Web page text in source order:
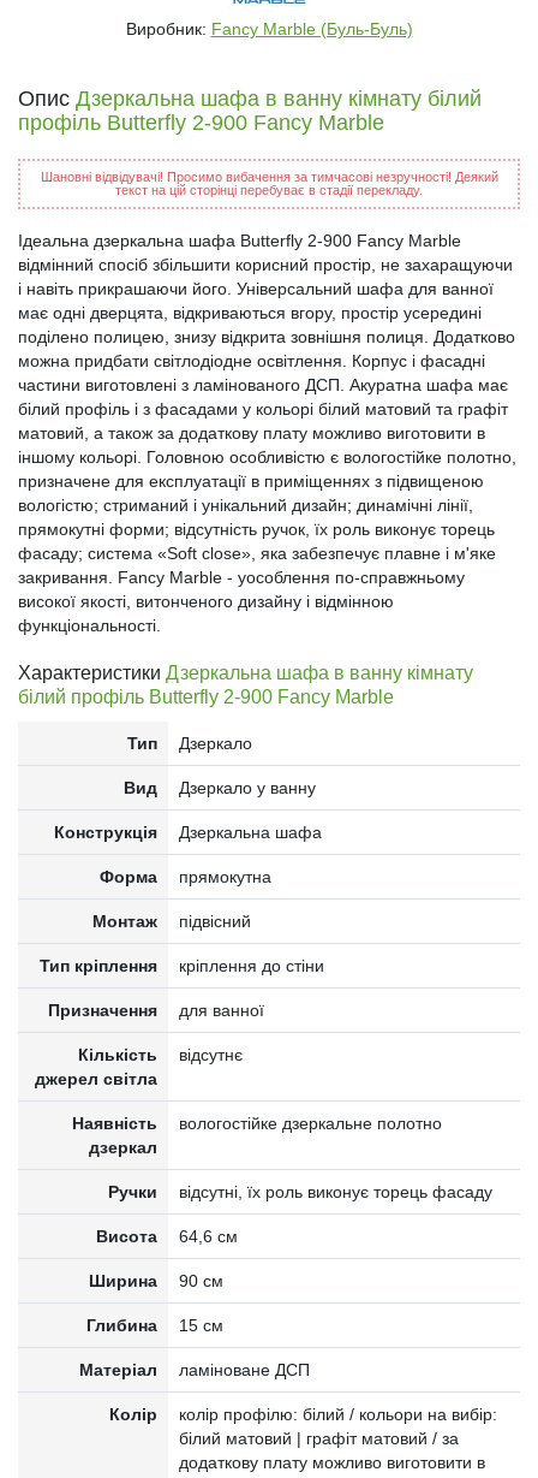
Виробник: Fancy Marble (Буль-Буль)
Опис Дзеркальна шафа в ванну кімнату білий
профіль Butterfly 2-900 Fancy Marble
Шановні відвідувачі! Просимо вибачення за тимчасові незручності! Деякий
текст на цій сторінці перебуває в стадії перекладу.
Ідеальна дзеркальна шафа Butterfly 2-900 Fancy Marble
відмінний спосіб збільшити корисний простір, не захаращуючи
і навіть прикрашаючи його. Універсальний шафа для ванної
має одні дверцята, відкриваються вгору, простір усередині
поділено полицею, знизу відкрита зовнішня полиця. Додатково
можна придбати світлодіодне освітлення. Корпус і фасадні
частини виготовлені з ламінованого ДСП. Акуратна шафа має
білий профіль і з фасадами у кольорі білий матовий та графіт
матовий, а також за додаткову плату можливо виготовити в
іншому кольорі. Головною особливістю є вологостійке полотно,
призначене для експлуатації в приміщеннях з підвищеною
вологістю; стриманий і унікальний дизайн; динамічні лінії,
прямокутні форми; відсутність ручок, їх роль виконує торець
фасаду; система «Soft close», яка забезпечує плавне і м'яке
закривання. Fancy Marble - уособлення по-справжньому
високої якості, витонченого дизайну і відмінною
функціональності.
Характеристики Дзеркальна шафа в ванну кімнату
білий профіль Butterfly 2-900 Fancy Marble
Тип Дзеркало
Вид Дзеркало у ванну
Конструкція Дзеркальна шафа
Форма прямокутна
Монтаж підвісний
Тип кріплення кріплення до стіни
Призначення для ванної
Кількість
джерел світла
відсутнє
Наявність
дзеркал
вологостійке дзеркальне полотно
Ручки відсутні, їх роль виконує торець фасаду
Висота 64,6 см
Ширина 90 см
Глибина 15 см
Матеріал ламіноване ДСП
Колір
колір профілю: білий / кольори на вибір:
білий матовий | графіт матовий / за
додаткову плату можливо виготовити в